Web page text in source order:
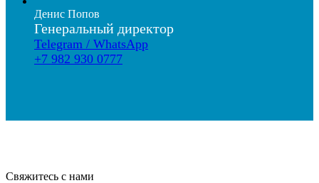
Денис Попов
Генеральный директор
Telegram / WhatsApp
+7 982 930 0777
Свяжитесь с нами